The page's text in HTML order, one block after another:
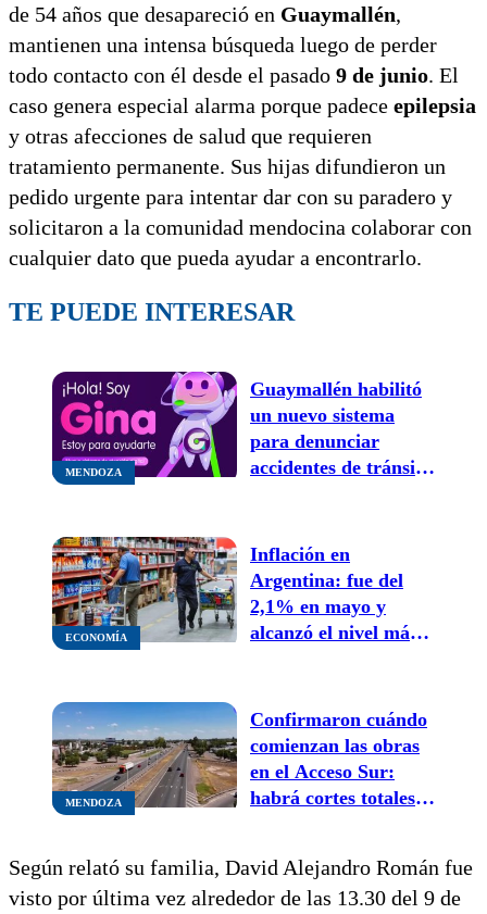
de 54 años que desapareció en Guaymallén,
mantienen una intensa búsqueda luego de perder
todo contacto con él desde el pasado 9 de junio. El
caso genera especial alarma porque padece epilepsia
y otras afecciones de salud que requieren
tratamiento permanente. Sus hijas difundieron un
pedido urgente para intentar dar con su paradero y
solicitaron a la comunidad mendocina colaborar con
cualquier dato que pueda ayudar a encontrarlo.
TE PUEDE INTERESAR
MENDOZA
Guaymallén habilitó
un nuevo sistema
para denunciar
accidentes de tránsito
ECONOMÍA
Inflación en
Argentina: fue del
2,1% en mayo y
alcanzó el nivel más
MENDOZA
Confirmaron cuándo
comienzan las obras
en el Acceso Sur:
habrá cortes totales y
Según relató su familia, David Alejandro Román fue
visto por última vez alrededor de las 13.30 del 9 de